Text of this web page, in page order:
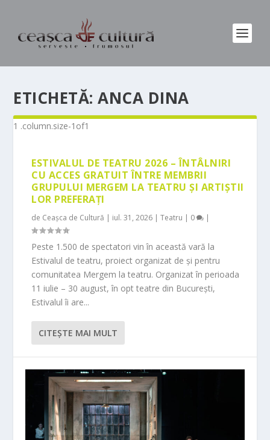
ETICHETĂ:ANCA DINA
ESTIVALUL DE TEATRU 2026 – ÎNTÂLNIRI
CU ACCES GRATUIT ÎNTRE MEMBRII
GRUPULUI MERGEM LA TEATRU ȘI ARTIȘTII
LOR PREFERAȚI
de Ceașca de Cultură | iul. 31, 2026 |Teatru | 0 |
Peste 1.500 de spectatori vin în această vară la
Estivalul de teatru, proiect organizat de și pentru
comunitatea Mergem la teatru. Organizat în perioada
11 iulie – 30 august, în opt teatre din București,
Estivalul îi are...
CITEŞTE MAI MULT